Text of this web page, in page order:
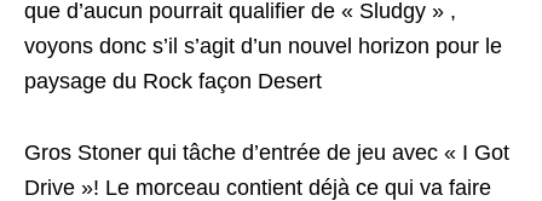
que d’aucun pourrait qualifier de « Sludgy » ,
voyons donc s’il s’agit d’un nouvel horizon pour le
paysage du Rock façon Desert
Gros Stoner qui tâche d’entrée de jeu avec « I Got
Drive »! Le morceau contient déjà ce qui va faire